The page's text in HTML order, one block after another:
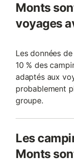
Monts
voyages
Les données
10 % des
adaptés aux
probablement
groupe.
Les
Monts